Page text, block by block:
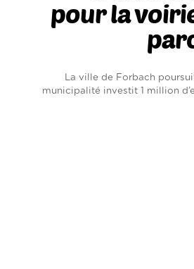
pour la
La ville de Forbach
municipalité investit 1 million